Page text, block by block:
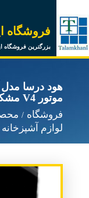
فروشگاه
بزرگترین فروشگاه
موتور V4 مشکی
فروشگاه
لوازم آشپزخانه